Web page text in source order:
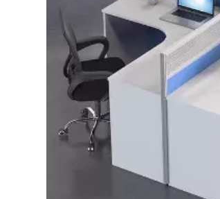
Ray trượt – bản lề – tay nắm cửa
Phụ kiện tủ bếp dưới
Giá để bát đĩa đa năng
Giá để dao thớt
Kệ để chất tẩy rửa
Kệ gia vị
Kệ góc liên hoàn